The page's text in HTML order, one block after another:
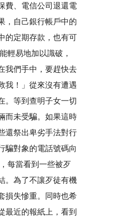
費、電信公司退還電
，自己銀行帳戶中的
的定期存款，也有可
易地加以識破，
我們手中，要趕快去
我！」從來沒有遭遇
。等到查明子女一切
而未受騙。如果這時
還祭出卑劣手法對行
騙對象的電話號碼向
每當看到一些被歹
。為了不讓歹徒有機
損失慘重。同時也希
報紙上，看到